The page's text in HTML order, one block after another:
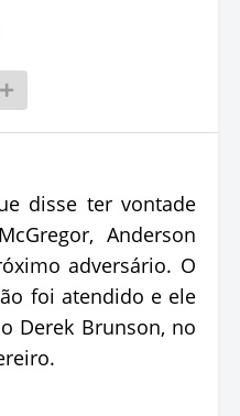
disse ter vontade
Anderson
adversário. O
foi atendido e ele
Derek Brunson, no